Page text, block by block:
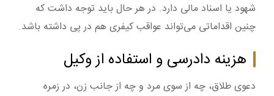
شهود یا اسناد مالی دارد. در هر حال باید توجه داشت که
چنین اقداماتی می‌تواند عواقب کیفری هم در پی داشته باشد.
هزینه دادرسی و استفاده از وکیل
دعوی طلاق، چه از سوی مرد و چه از جانب زن، در زمره